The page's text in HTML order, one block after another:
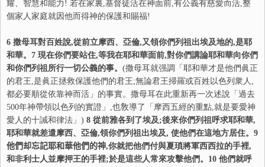
耀、智慧和能力! 若在家裏,基督徒活在神面前,有公義有慈愛而活,整
個家人家庭就因他而得神的保護和賜福!
6 撒母耳對百姓說,從前立摩西、亞倫,又領你們列祖出埃及地的,是耶
和華。 7 現在你們要站住,等我在耶和華面前,對你們講論耶和華向你們
和你們列祖所行一切公義的事。 (撒母耳就强調「耶和華才是他們眞正
的君王,是眞正拯救保護他們的君王;無論君王掃羅或百姓以色列衆人,
都必要順從依靠神而活」的事實。撒母耳在此重新再一次述說「過去
500年神帶領以色列的實證」,也敎導了「摩西五經的重點,就是要愛神
愛人的十誡和律法」) 8 從前雅各到了埃及;後來你們列祖呼求耶和華,
耶和華就差遣摩西、亞倫,領你們列祖出埃及, 使他們在這地方居住。 9
他們却忘記耶和華他們的神,你就把他們付與夏瑣將軍西西拉的手裡,
和非利士人並摩押王的手裡;於是這些人常來攻擊他們。 10 他們就呼